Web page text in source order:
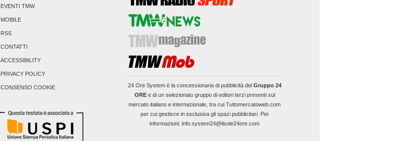
EVENTI TMW
MOBILE
RSS
CONTATTI
ACCESSIBILITY
PRIVACY POLICY
CONSENSO COOKIE 24 Ore Systemè la concessionaria di pubblicità del Gruppo 24
OREe di un selezionato gruppo di editori terzi presenti sul
mercato italiano e internazionale, tra cui Tuttomercatoweb.com
per cui gestisce in esclusiva gli spazi pubblicitari. Per
informazioni: info.system24@ilsole24ore.com